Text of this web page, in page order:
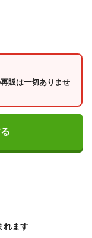
販は一切ありませ
れます